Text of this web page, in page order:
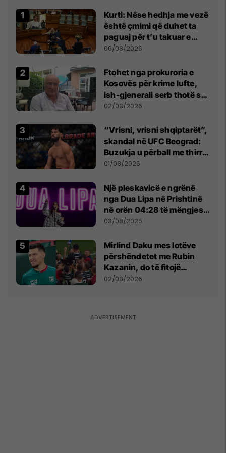
Kurti: Nëse hedhja me vezë
është çmimi që duhet ta
paguaj për t’u takuar e
bashkëbiseduar jam i
06/08/2026
Ftohet nga prokuroria e
Kosovës për krime lufte,
ish-gjenerali serb thotë se
dikush e tradhtoi në
02/08/2026
“Vrisni, vrisni shqiptarët”,
skandal në UFC Beograd:
Buzukja u përball me thirrje
anti-shqiptare nga
01/08/2026
Një pleskavicë e ngrënë
nga Dua Lipa në Prishtinë
në orën 04:28 të mëngjesit
- dhe bota digjitale serbe
03/08/2026
Mirlind Daku mes lotëve
përshëndetet me Rubin
Kazanin, do të fitojë
miliona te Spartak Moska
02/08/2026